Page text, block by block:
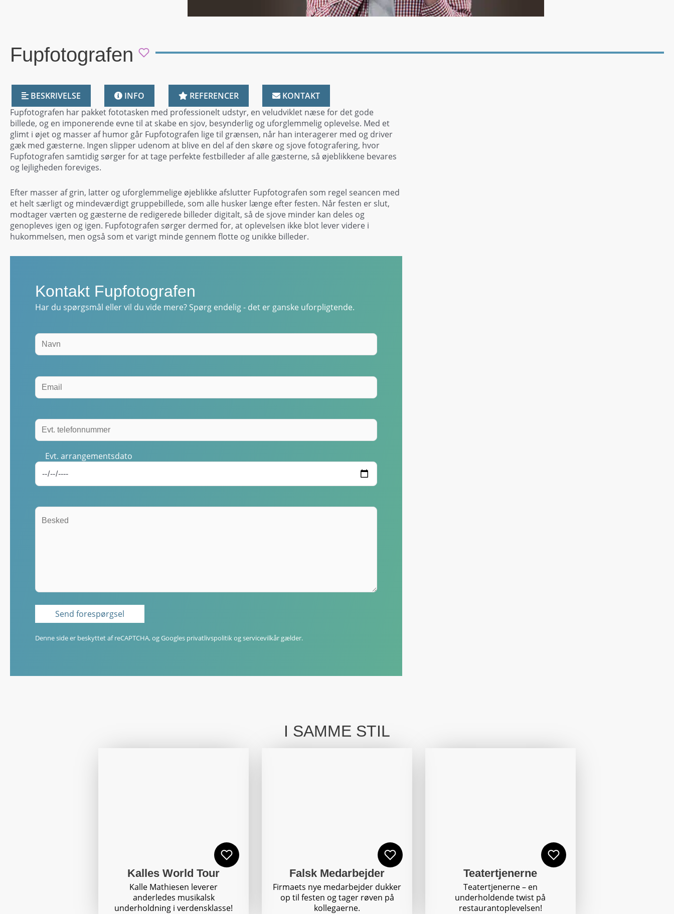
Fupfotografen
BESKRIVELSE INFO REFERENCER
KONTAKT
Fupfotografen har pakket fototasken med professionelt udstyr, en veludviklet næse for det gode
billede, og en imponerende evne til at skabe en sjov, besynderlig og uforglemmelig oplevelse. Med et
glimt i øjet og masser af humor går Fupfotografen lige til grænsen, når han interagerer med og driver
gæk med gæsterne. Ingen slipper udenom at blive en del af den skøre og sjove fotografering, hvor
Fupfotografen samtidig sørger for at tage perfekte festbilleder af alle gæsterne, så øjeblikkene bevares
og lejligheden foreviges.
Efter masser af grin, latter og uforglemmelige øjeblikke afslutter Fupfotografen som regel seancen med
et helt særligt og mindeværdigt gruppebillede, som alle husker længe efter festen. Når festen er slut,
modtager værten og gæsterne de redigerede billeder digitalt, så de sjove minder kan deles og
genopleves igen og igen. Fupfotografen sørger dermed for, at oplevelsen ikke blot lever videre i
hukommelsen, men også som et varigt minde gennem flotte og unikke billeder.
Kontakt Fupfotografen
Har du spørgsmål eller vil du vide mere? Spørg endelig - det er ganske uforpligtende.
Evt. arrangementsdato
Denne side er beskyttet af reCAPTCHA, og Googles privatlivspolitikogservicevilkår gælder.
I SAMME STIL
Kalles World Tour
Kalle Mathiesen leverer
anderledes musikalsk
underholdning i verdensklasse!
Falsk Medarbejder
Firmaets nye medarbejder dukker
op til festen og tager røven på
kollegaerne.
Teatertjenerne
Teatertjenerne – en
underholdende twist på
restaurantoplevelsen!